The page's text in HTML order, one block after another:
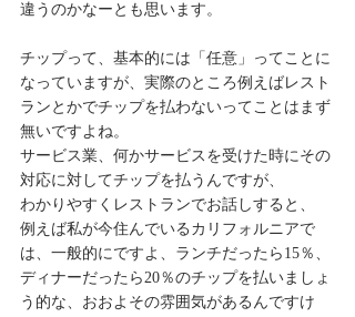
違うのかなーとも思います。
チップって、基本的には「任意」ってことに
なっていますが、実際のところ例えばレスト
ランとかでチップを払わないってことはまず
無いですよね。
サービス業、何かサービスを受けた時にその
対応に対してチップを払うんですが、
わかりやすくレストランでお話しすると、
例えば私が今住んでいるカリフォルニアで
は、一般的にですよ、ランチだったら15％、
ディナーだったら20％のチップを払いましょ
う的な、おおよその雰囲気があるんですけ